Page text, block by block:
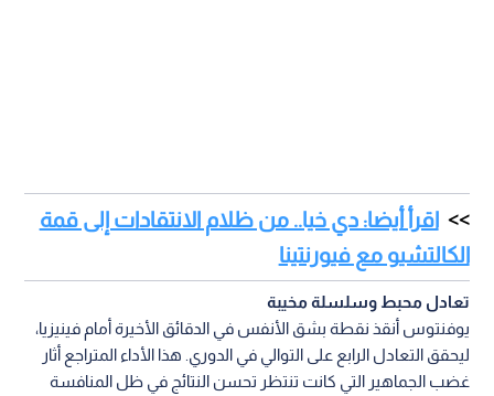
اقرأ أيضا: دي خيا.. من ظلام الانتقادات إلى قمة
الكالتشيو مع فيورنتينا
تعادل محبط وسلسلة مخيبة
يوفنتوس أنقذ نقطة بشق الأنفس في الدقائق الأخيرة أمام فينيزيا،
ليحقق التعادل الرابع على التوالي في الدوري. هذا الأداء المتراجع أثار
غضب الجماهير التي كانت تنتظر تحسن النتائج في ظل المنافسة